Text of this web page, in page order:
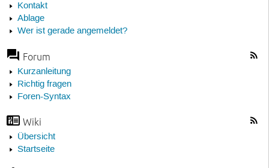
Kontakt
Ablage
Wer ist gerade angemeldet?
Forum
Kurzanleitung
Richtig fragen
Foren-Syntax
Wiki
Übersicht
Startseite